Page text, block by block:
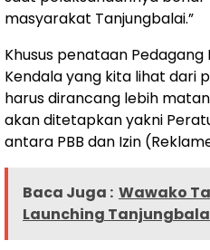
masyarakat Tanjungbalai.”
Khusus penataan Pedagang
Kendala yang kita lihat dari
harus dirancang lebih
akan ditetapkan yakni
antara PBB dan Izin
Baca Juga : Wawako
Launching